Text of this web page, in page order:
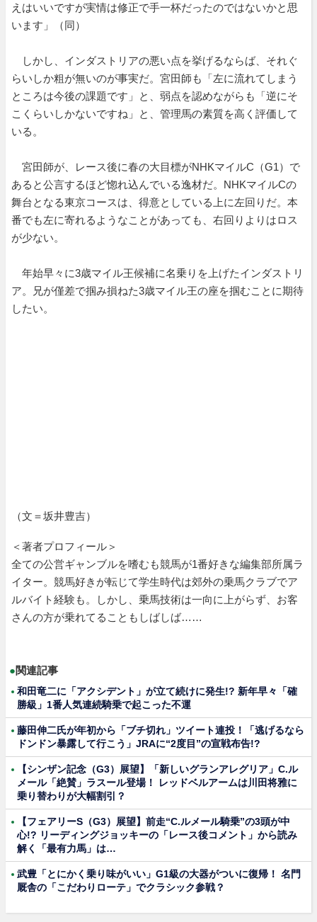
えはいいですが実情は修正で手一杯だったのではないかと思
います」（同）
しかし、インダストリアの悪い点を挙げるならば、それぐ
らいしか粗が無いのが事実だ。宮田師も「左に流れてしまう
ところは今後の課題です」と、弱点を認めながらも「逆にそ
こくらいしかないですね」と、管理馬の素質を高く評価して
いる。
宮田師が、レース後に春の大目標がNHKマイルC（G1）で
あると公言するほど惚れ込んでいる逸材だ。NHKマイルCの
舞台となる東京コースは、得意としている上に左回りだ。本
番でも左に寄れるようなことがあっても、右回りよりはロス
が少ない。
年始早々に3歳マイル王候補に名乗りを上げたインダストリ
ア。兄が僅差で掴み損ねた3歳マイル王の座を掴むことに期待
したい。
（文＝坂井豊吉）
＜著者プロフィール＞
全ての公営ギャンブルを嗜むも競馬が1番好きな編集部所属ラ
イター。競馬好きが転じて学生時代は郊外の乗馬クラブでア
ルバイト経験も。しかし、乗馬技術は一向に上がらず、お客
さんの方が乗れてることもしばしば……
●関連記事
和田竜二に「アクシデント」が立て続けに発生!? 新年早々「確
勝級」1番人気連続騎乗で起こった不運
藤田伸二氏が年初から「ブチ切れ」ツイート連投！「逃げるなら
ドンドン暴露して行こう」JRAに“2度目”の宣戦布告!?
【シンザン記念（G3）展望】「新しいグランアレグリア」C.ル
メール「絶賛」ラスール登場！ レッドベルアームは川田将雅に
乗り替わりが大幅割引？
【フェアリーS（G3）展望】前走“C.ルメール騎乗”の3頭が中
心!? リーディングジョッキーの「レース後コメント」から読み
解く「最有力馬」は…
武豊「とにかく乗り味がいい」G1級の大器がついに復帰！ 名門
厩舎の「こだわりローテ」でクラシック参戦？